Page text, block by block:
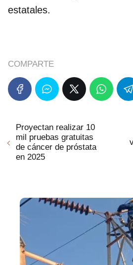
estatales.
COMPARTE
Proyectan realizar 10
mil pruebas gratuitas
de cáncer de próstata
en 2025